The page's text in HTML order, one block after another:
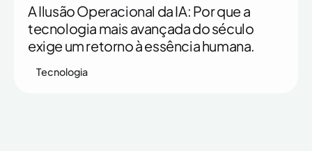
A Ilusão Operacional da IA: Por que a
tecnologia mais avançada do século
exige um retorno à essência humana.
Tecnologia